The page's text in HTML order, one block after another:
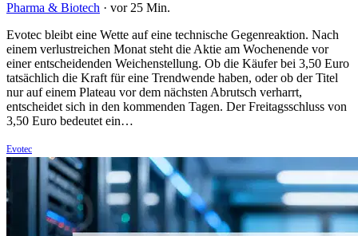
Pharma & Biotech · vor 25 Min.
Evotec bleibt eine Wette auf eine technische Gegenreaktion. Nach
einem verlustreichen Monat steht die Aktie am Wochenende vor
einer entscheidenden Weichenstellung. Ob die Käufer bei 3,50 Euro
tatsächlich die Kraft für eine Trendwende haben, oder ob der Titel
nur auf einem Plateau vor dem nächsten Abrutsch verharrt,
entscheidet sich in den kommenden Tagen. Der Freitagsschluss von
3,50 Euro bedeutet ein…
Evotec